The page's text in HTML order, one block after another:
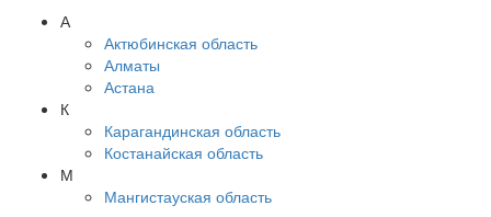
А
Актюбинская область
Алматы
Астана
К
Карагандинская область
Костанайская область
М
Мангистауская область